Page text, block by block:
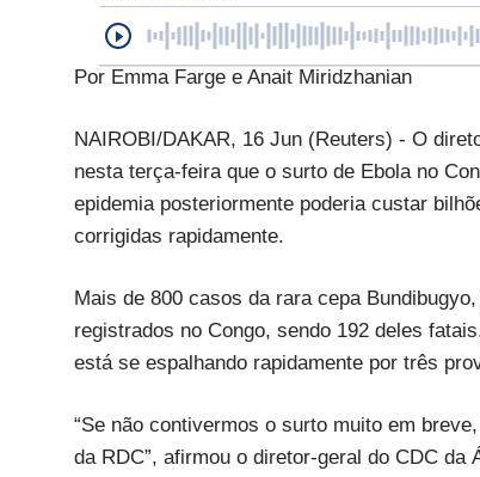
Por Emma Farge e Anait Miridzhanian
NAIROBI/DAKAR, 16 Jun (Reuters) - O
nesta terça-feira que o surto de Ebola no
epidemia posteriormente poderia custar
corrigidas rapidamente.
Mais de 800 casos da rara cepa
registrados no Congo, sendo 192 deles
está se espalhando rapidamente por três
“Se não contivermos o surto muito em
da RDC”, afirmou o diretor-geral do CDC